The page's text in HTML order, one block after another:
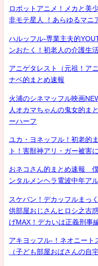
ロボットアニメ！メカと美
非モテ星人 ！あらゆるマニ
ハルッフル-専業主夫的
ンおたく！初老人の介護生
アニゲタレスト（元祖！ア
ナベ的まとめ速報
火浦のシネマッフル映画
人オカマちゃんの鬼女的ま
ーハーフ
ユカ・ヨネッフル！初老的
ト！害獣神アリ・ガー被害
おネコさん的まとめ速報
ンタルメンヘラ電波中年ア
スケバン！デカッフルまっ
供部屋おじさんヒロシ之古
げMAX！デカいは正義刑事
アキヨッフル-！ネオニート
（子ども部屋おばさんの自